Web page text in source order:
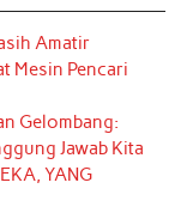
T
u
e
Amatir
Mesin Pencari
Gelombang:
Jawab Kita
YANG